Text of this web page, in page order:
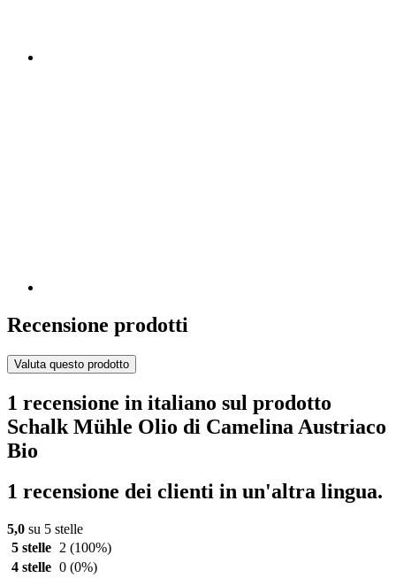
Recensione prodotti
Valuta questo prodotto
1 recensione in italiano sul prodotto
Schalk Mühle Olio di Camelina Austriaco
Bio
1 recensione dei clienti in un'altra lingua.
5,0 su 5 stelle
5 stelle
2 (100%)
4 stelle 0 (0%)